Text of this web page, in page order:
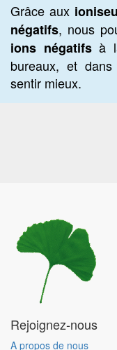
Grâce aux
négatifs, nous
ions négatifsà
bureaux, et
sentir mieux.
Rejoignez-nous
A propos de nous